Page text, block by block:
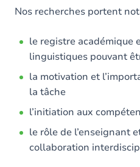
Nos recherches portent
le registre académique
linguistiques pouvant
la motivation et
la tâche
l’initiation aux
le rôle de l’enseignant
collaboration